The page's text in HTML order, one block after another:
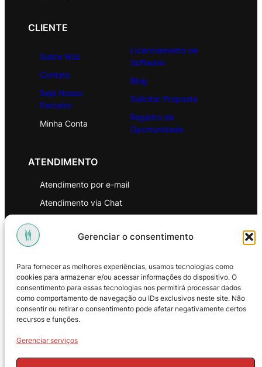
Gerenciar o consentimento
Para fornecer as melhores experiências, usamos tecnologias como
cookies para armazenar e/ou acessar informações do dispositivo. O
consentimento para essas tecnologias nos permitirá processar dados
como comportamento de navegação ou IDs exclusivos neste site. Não
consentir ou retirar o consentimento pode afetar negativamente certos
recursos e funções.
Gerenciar serviços
CLIENTE
Sobre Nós
Contato
Seja Nosso
Parceiro
Minha Conta
Licenciamento de
Software
Blog
Solicitar Proposta
Registro de
Oportunidade
ATENDIMENTO
Atendimento por e-mail
Atendimento via Chat
Política de Privacidade
Política de Troca e Devoluções
Política de Reembolso